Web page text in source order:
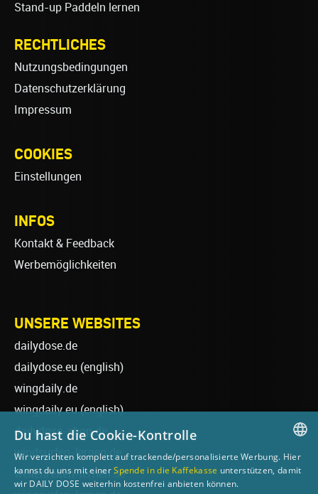
Stand-up Paddeln lernen
RECHTLICHES
Nutzungsbedingungen
Datenschutzerklärung
Impressum
COOKIES
Einstellungen
INFOS
Kontakt & Feedback
Werbemöglichkeiten
UNSERE WEBSITES
dailydose.de
dailydose.eu (english)
wingdaily.de
wingdaily.eu(english)
dailydose-shop.de
windsurfen-lernen.de
wellenreiten-lernen.de
GERMAN
Du hast die Cookie-Kontrolle
Wir verzichten komplett auf trackende/personalisierte Werbung. Hier
kannst du uns mit einerSpende in die Kaffekasse unterstützen, damit
wir DAILY DOSE weiterhin kostenfrei anbieten können.